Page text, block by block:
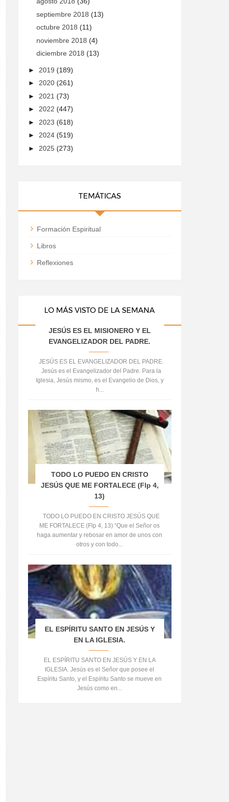
septiembre 2018 (13)
octubre 2018 (11)
noviembre 2018 (4)
diciembre 2018 (13)
► 2019 (189)
► 2020 (261)
► 2021 (73)
► 2022 (447)
► 2023 (618)
► 2024 (519)
► 2025 (273)
TEMÁTICAS
Formación Espiritual
Libros
Reflexiones
LO MÁS VISTO DE LA SEMANA
JESÚS ES EL MISIONERO Y EL
EVANGELIZADOR DEL PADRE.
JESÚS ES EL EVANGELIZADOR DEL PADRE.
Jesús es el Evangelizador del Padre. Para la
Iglesia, Jesús mismo, es el Evangelio de Dios, y
h...
TODO LO PUEDO EN CRISTO
JESÚS QUE ME FORTALECE (Flp 4,
13)
TODO LO PUEDO EN CRISTO JESÚS QUE
ME FORTALECE (Flp 4, 13) “Que el Señor os
haga aumentar y rebosar en amor de unos con
otros y con todo...
EL ESPÍRITU SANTO EN JESÚS Y
EN LA IGLESIA.
EL ESPÍRITU SANTO EN JESÚS Y EN LA
IGLESIA. Jesús es el Señor que posee el
Espíritu Santo, y el Espíritu Santo se mueve en
Jesús como en...